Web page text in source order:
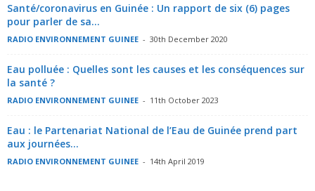
Santé/coronavirus en Guinée : Un rapport de six (6) pages
pour parler de sa...
RADIO ENVIRONNEMENT GUINEE - 30th December 2020
Eau polluée : Quelles sont les causes et les conséquences sur
la santé ?
RADIO ENVIRONNEMENT GUINEE - 11th October 2023
Eau : le Partenariat National de l’Eau de Guinée prend part
aux journées...
RADIO ENVIRONNEMENT GUINEE - 14th April 2019